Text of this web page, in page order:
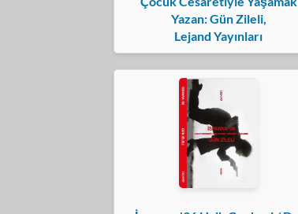
Yazan: Gün Zileli,
Lejand Yayınları